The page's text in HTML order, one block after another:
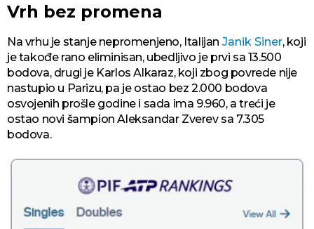
Vrh bez promena
Na vrhu je stanje nepromenjeno, Italijan Janik Siner, koji
je takođe rano eliminisan, ubedljivo je prvi sa 13.500
bodova, drugi je Karlos Alkaraz, koji zbog povrede nije
nastupio u Parizu, pa je ostao bez 2.000 bodova
osvojenih prošle godine i sada ima 9.960, a treći je
ostao novi šampion Aleksandar Zverev sa 7.305
bodova.